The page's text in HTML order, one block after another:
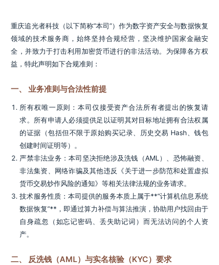
重庆追光者科技（以下简称“本司”）作为数字资产安全与数据恢复
领域的技术服务商，始终坚持合规经营，坚决维护国家金融安
全，并致力于打击利用加密货币进行的非法活动。为保障各方权
益，特此声明如下合规准则：
一、 业务准则与合法性前提
所有权唯一原则：本司仅接受资产合法所有者提出的恢复请
求。所有申请人必须提供足以证明其对目标地址拥有合法权属
的证据（包括但不限于原始购买记录、历史交易 Hash、钱包
创建时间证明等）。
严禁非法业务：本司坚决拒绝涉及洗钱（AML）、恐怖融资、
非法集资、网络诈骗及其他违反《关于进一步防范和处置虚拟
货币交易炒作风险的通知》等相关法律法规的业务请求。
技术服务性质：本司提供的服务本质上属于**“计算机信息系统
数据恢复”**，即通过算力补偿与算法推演，协助用户找回由于
自身疏忽（如忘记密码、丢失助记词）而无法访问的个人资
产。
二、 反洗钱（AML）与实名核验（KYC）要求